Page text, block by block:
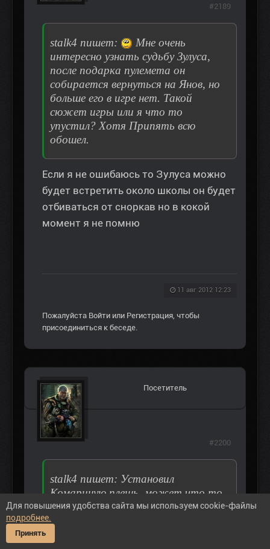
stalk4 пишет:
Мне очень
интересно узнать судьбу Зулуса,
после подарка пулемета он
собирается вернуться на Янов, но
больше его в игре нет. Такой
сюжет игры или я что то
упустил? Хотя Припять всю
обошел.
Если я не ошибаюсь то Зулуса можно
будет встретить около школы он будет
отбиваться от сноркав но в кокой
момент я не помню
11 авг 2012 12:23
#2189
Пожалуйста Войти или Регистрация, чтобы
присоединиться к беседе.
Посетитель
stalk4 пишет: Установил
Комариную плешь, может что то
не понял, но выходит нужно играть
за бандюков? Как то не хочется
#2200
Для повышения удобства сайта мы используем cookie-файлы
подробнее.
Принять